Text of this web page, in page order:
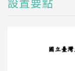
設置要點